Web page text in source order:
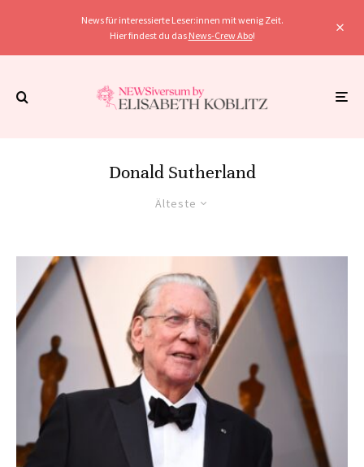
News für interessierte Leser:innen mit wenig Zeit.
Hier findest du das News-Crew Abo!
Donald Sutherland
Älteste